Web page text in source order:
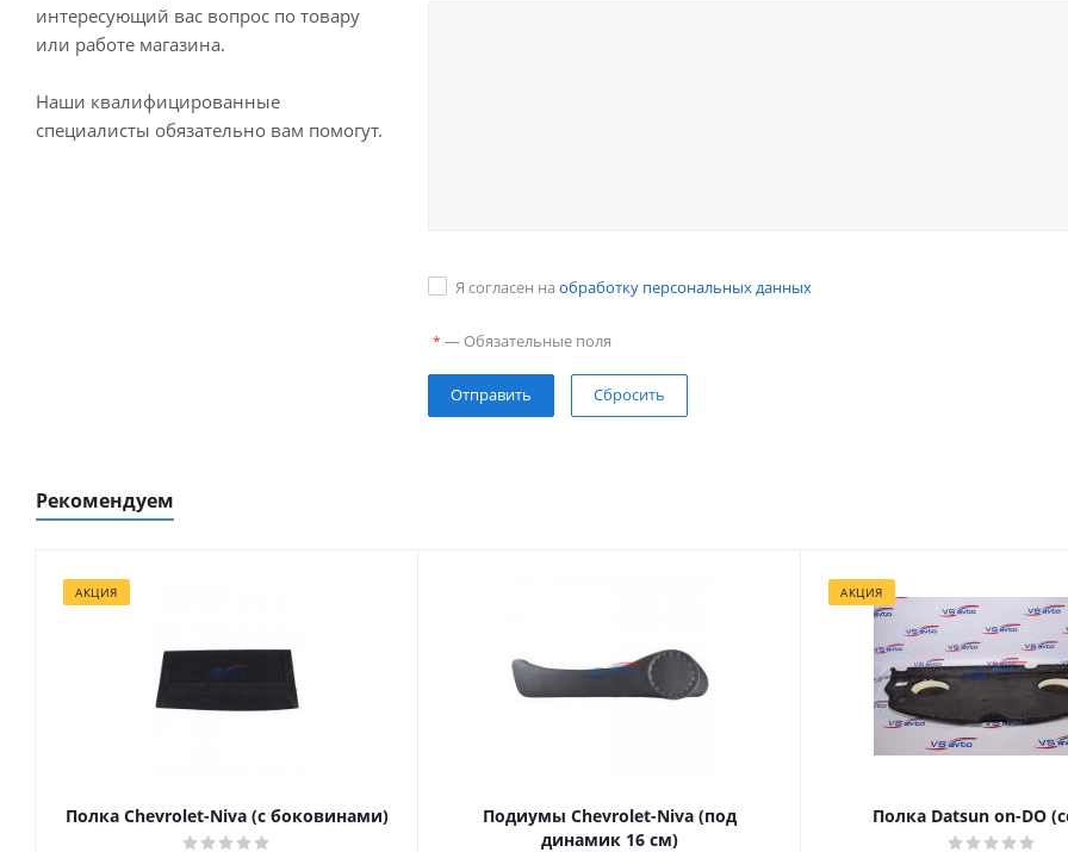
интересующий вас вопрос по товару
или работе магазина.
Наши квалифицированные
специалисты обязательно вам помогут.
Я согласен на обработку персональных данных
* — Обязательные поля
Сбросить
Рекомендуем
АКЦИЯ
Полка Chevrolet-Niva (с боковинами)
Подиумы Chevrolet-Niva (под
динамик 16 см)
АКЦИЯ
Полка Datsun on-DO